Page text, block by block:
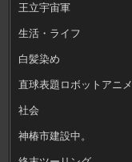
王立宇宙軍
生活・ライフ
白髪染め
直球表題ロボットアニメ
社会
神椿市建設中。